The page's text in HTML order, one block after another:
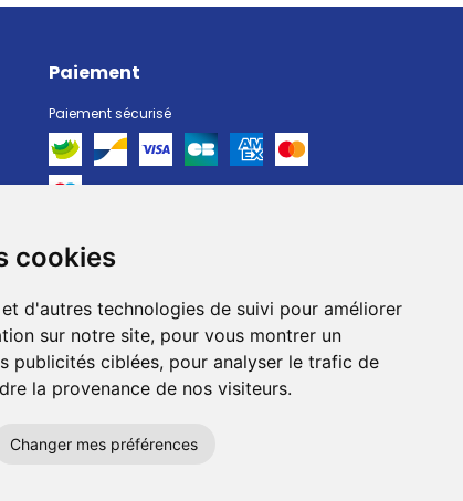
cookies
d'autres technologies de suivi pour améliorer
sur notre site, pour vous montrer un
publicités ciblées, pour analyser le trafic de
la provenance de nos visiteurs.
Changer mes préférences
Paiement
Paiement sécurisé
Livraison
Livraison dans un Point Relais